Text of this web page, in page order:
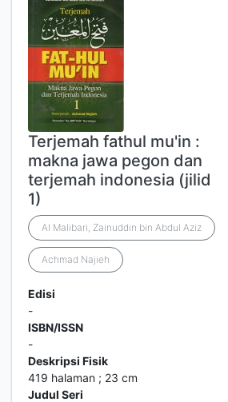
Terjemah fathul mu'in :
makna jawa pegon dan
terjemah indonesia (jilid
1)
Al Malibari, Zainuddin bin Abdul Aziz
Achmad Najieh
Edisi
-
ISBN/ISSN
-
Deskripsi Fisik
419 halaman ; 23 cm
Judul Seri